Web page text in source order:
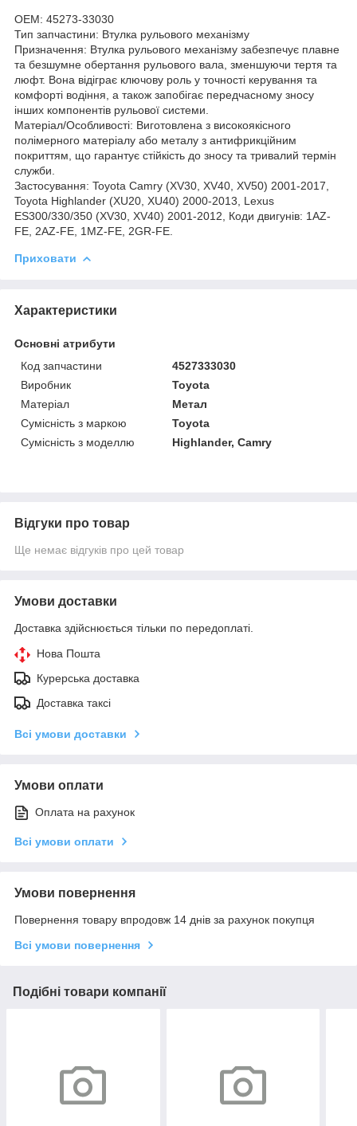
OEM: 45273-33030
Тип запчастини: Втулка рульового механізму
Призначення: Втулка рульового механізму забезпечує плавне
та безшумне обертання рульового вала, зменшуючи тертя та
люфт. Вона відіграє ключову роль у точності керування та
комфорті водіння, а також запобігає передчасному зносу
інших компонентів рульової системи.
Матеріал/Особливості: Виготовлена з високоякісного
полімерного матеріалу або металу з антифрикційним
покриттям, що гарантує стійкість до зносу та тривалий термін
служби.
Застосування: Toyota Camry (XV30, XV40, XV50) 2001-2017,
Toyota Highlander (XU20, XU40) 2000-2013, Lexus
ES300/330/350 (XV30, XV40) 2001-2012, Коди двигунів: 1AZ-
FE, 2AZ-FE, 1MZ-FE, 2GR-FE.
Приховати
Характеристики
Основні атрибути
Код запчастини
4527333030
Виробник
Toyota
Матеріал
Метал
Сумісність з маркою
Toyota
Сумісність з моделлю
Highlander, Camry
Відгуки про товар
Ще немає відгуків про цей товар
Умови доставки
Доставка здійснюється тільки по передоплаті.
Нова Пошта
Курерська доставка
Доставка таксі
Всі умови доставки
Умови оплати
Оплата на рахунок
Всі умови оплати
Умови повернення
Повернення товару впродовж 14 днів за рахунок покупця
Всі умови повернення
Подібні товари компанії